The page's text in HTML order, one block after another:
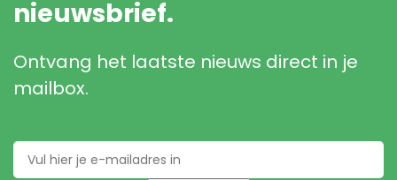
nieuwsbrief.
Ontvang het laatste nieuws direct in je
mailbox.